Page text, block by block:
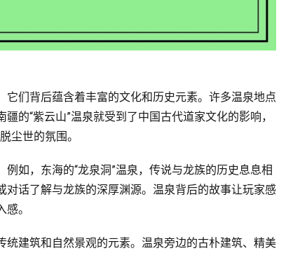
它们背后蕴含着丰富的文化和历史元素。许多温泉地点
的“紫云山”温泉就受到了中国古代道家文化的影响，
尘世的氛围。
如，东海的“龙泉洞”温泉，传说与龙族的历史息息相
话了解与龙族的深厚渊源。温泉背后的故事让玩家感
。
建筑和自然景观的元素。温泉旁边的古朴建筑、精美